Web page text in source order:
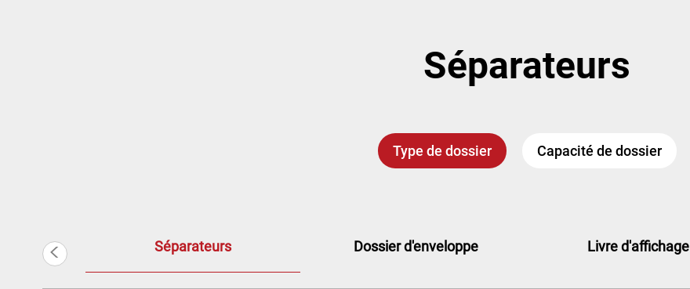
Séparateurs
Type de dossier Capacité de dossier
Séparateurs Dossier d'enveloppe Livre d'affichage
<